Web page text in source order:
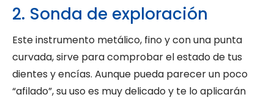
2. Sonda de exploración
Este instrumento metálico, fino y con una punta
curvada, sirve para comprobar el estado de tus
dientes y encías. Aunque pueda parecer un poco
“afilado”, su uso es muy delicado y te lo aplicarán